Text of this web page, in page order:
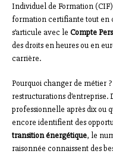
Individuel de Formation
formation certifiante tout en
s’articule avec le Compte
des droits en heures ou en
carrière.
Pourquoi changer de métier
restructurations d’entreprise.
professionnelle après dix ou
encore identifient des
transition énergétique, le
raisonnée connaissent des